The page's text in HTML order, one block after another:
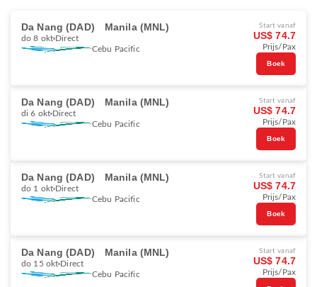
Da Nang (DAD) Manila (MNL)
do 8 okt Direct
Cebu Pacific
Start vanaf
US$ 74.7
Prijs/Pax
Boek
Da Nang (DAD) Manila (MNL)
di 6 okt Direct
Cebu Pacific
Start vanaf
US$ 74.7
Prijs/Pax
Boek
Da Nang (DAD) Manila (MNL)
do 1 okt Direct
Cebu Pacific
Start vanaf
US$ 74.7
Prijs/Pax
Boek
Da Nang (DAD) Manila (MNL)
do 15 okt Direct
Cebu Pacific
Start vanaf
US$ 74.7
Prijs/Pax